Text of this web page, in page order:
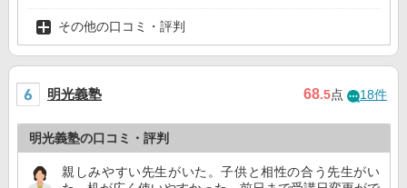
その他の口コミ・評判
明光義塾 68.5点 18件
明光義塾の口コミ・評判
親しみやすい先生がいた。子供と相性の合う先生がい